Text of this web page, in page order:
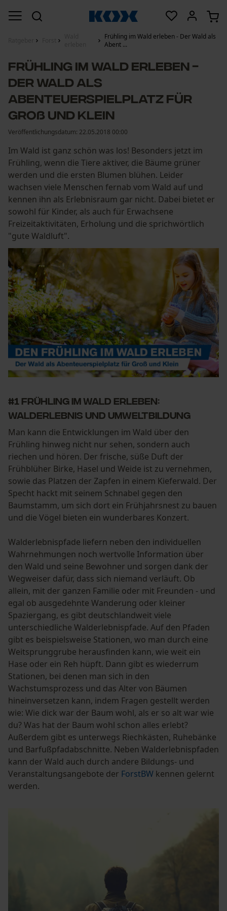
Frühling im Wald erleben - Der Wald als
Abent ...
Frühling im Wald erleben -
Der Wald als
Abenteuerspielplatz für
Groß und Klein
Veröffentlichungsdatum: 22.05.2018 00:00
Im Wald ist ganz schön was los! Besonders jetzt im
Frühling, wenn die Tiere aktiver, die Bäume grüner
werden und die ersten Blumen blühen. Leider
wachsen viele Menschen fernab vom Wald auf und
kennen ihn als Erlebnisraum gar nicht. Dabei bietet er
sowohl für Kinder, als auch für Erwachsene
Freizeitaktivitäten, Erholung und die sprichwörtlich
"gute Waldluft".
#1 Frühling im Wald erleben:
Walderlebnis und Umweltbildung
Man kann die Entwicklungen im Wald über den
Frühling hinweg nicht nur sehen, sondern auch
riechen und hören. Der frische, süße Duft der
Frühblüher Birke, Hasel und Weide ist zu vernehmen,
sowie das Platzen der Zapfen in einem Kieferwald. Der
Specht hackt mit seinem Schnabel gegen den
Baumstamm, um sich dort ein Frühjahrsnest zu bauen
und die Vögel bieten ein wunderbares Konzert.
Walderlebnispfade liefern neben den individuellen
Wahrnehmungen noch wertvolle Information über
den Wald und seine Bewohner und sorgen dank der
Wegweiser dafür, dass sich niemand verläuft. Ob
allein, mit der ganzen Familie oder mit Freunden - und
egal ob ausgedehnte Wanderung oder kleiner
Spaziergang, es gibt deutschlandweit viele
unterschiedliche Walderlebnispfade. Auf den Pfaden
gibt es beispielsweise Stationen, wo man durch eine
Weitsprunggrube herausfinden kann, wie weit ein
Hase oder ein Reh hüpft. Dann gibt es wiederrum
Stationen, bei denen man sich in den
Wachstumsprozess und das Alter von Bäumen
hineinversetzen kann, indem Fragen gestellt werden
wie: Wie dick war der Baum wohl, als er so alt war wie
du? Was hat der Baum wohl schon alles erlebt?
Außerdem gibt es unterwegs Riechkästen, Ruhebänke
und Barfußpfadabschnitte. Neben Walderlebnispfaden
kann der Wald auch durch andere Bildungs- und
Veranstaltungsangebote der ForstBW kennen gelernt
werden.